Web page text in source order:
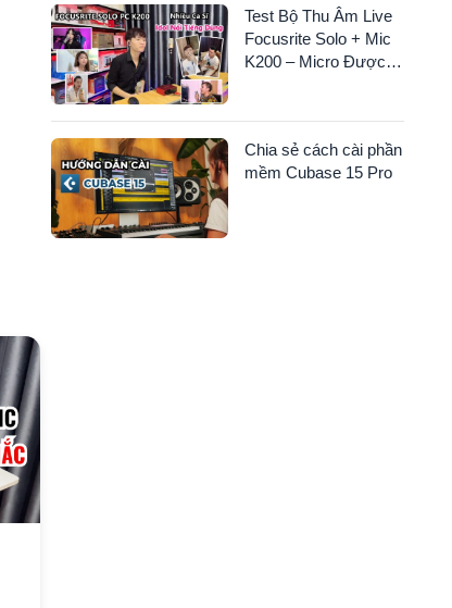
Test Bộ Thu Âm Live
Focusrite Solo + Mic
K200 – Micro Được
Chia sẻ cách cài phần
mềm Cubase 15 Pro